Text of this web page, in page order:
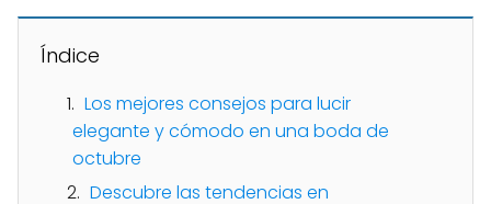
Índice
Los mejores consejos para lucir
elegante y cómodo en una boda de
octubre
Descubre las tendencias en